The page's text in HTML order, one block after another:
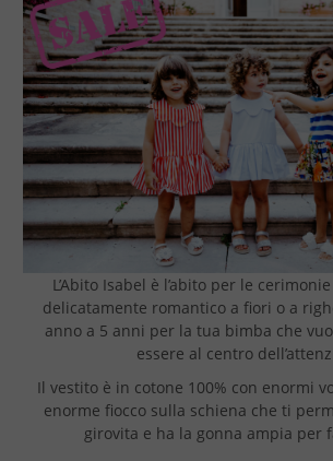
L’Abito Isabel è l’abito per le
delicatamente romantico a fiori o a
anno a 5 anni per la tua bimba che
essere al centro
Il vestito è in cotone 100% con enormi
enorme fiocco sulla schiena che ti
girovita e ha la gonna ampia per